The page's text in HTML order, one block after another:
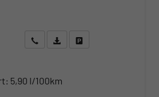
Wir rufen Sie anAngebot drucken (PDF)
5,90 l/100km